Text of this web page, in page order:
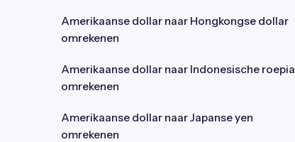
Amerikaanse dollar naar Hongkongse dollar
omrekenen
Amerikaanse dollar naar Indonesische roepia
omrekenen
Amerikaanse dollar naar Japanse yen
omrekenen